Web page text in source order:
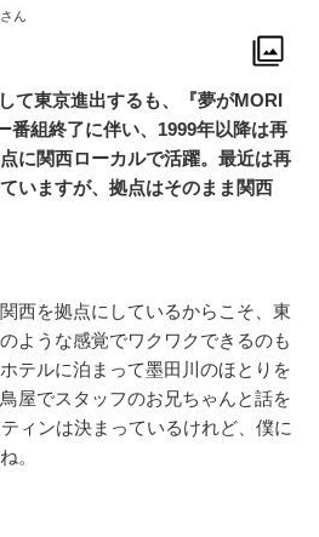
ん
て東京進出するも、『夢がMORI
番組終了に伴い、1999年以降は再
に関西ローカルで活躍。最近は再
いますが、拠点はそのまま関西
西を拠点にしているからこそ、東
ような感覚でワクワクできるのも
テルに泊まって墨田川のほとりを
屋でスタッフのお兄ちゃんと話を
ィンは決まっているけれど、僕に
。